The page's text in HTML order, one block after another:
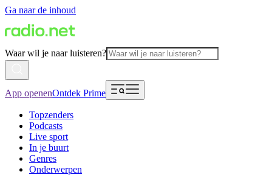
Ga naar de inhoud
Waar wil je naar luisteren?
App openenOntdek Prime
Topzenders
Podcasts
Live sport
In je buurt
Genres
Onderwerpen